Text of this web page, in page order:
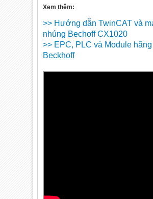
Xem thêm:
>> Hướng dẫn TwinCAT và
nhúng Bechoff CX1020
>> EPC, PLC và Module hãng
Beckhoff